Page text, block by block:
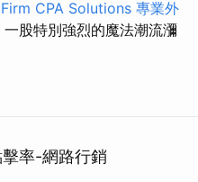
CPA Solutions 專業外
一股特別強烈的魔法潮流瀰
率-網路行銷